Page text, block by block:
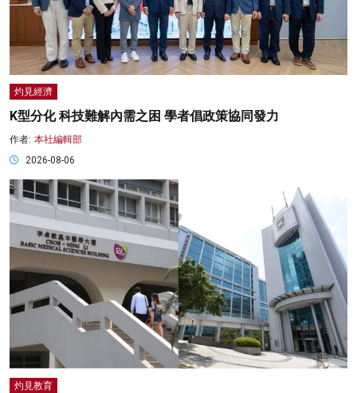
灼見經濟
K型分化 科技難解內需之困 學者倡政策協同發力
作者: 本社編輯部
2026-08-06
灼見教育